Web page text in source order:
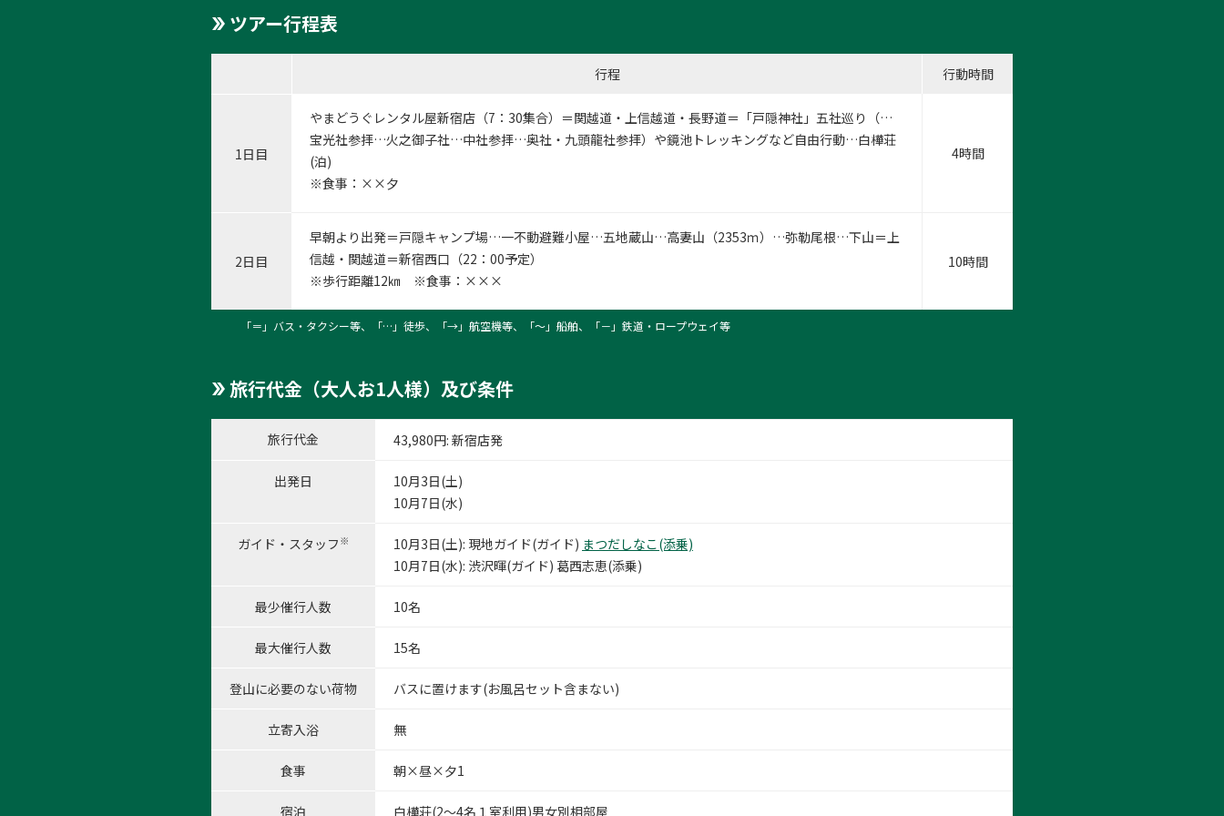
ツアー行程表
行程 行動時間
1日目
やまどうぐレンタル屋新宿店 （7：30集合）＝関越道・上信越道・長野道＝「戸隠神社」五社巡り（…
宝光社参拝…火之御子社…中社参拝…奥社・九頭龍社参拝）や鏡池トレッキングなど自由行動…白樺荘
(泊)
※食事：××夕
4時間
2日目
早朝より出発＝戸隠キャンプ場…一不動避難小屋…五地蔵山…高妻山（2353ｍ）…弥勒尾根…下山＝上
信越・関越道＝新宿西口（22：00予定）
※歩行距離12㎞ ※食事：×××
10時間
「＝」バス・タクシー等、「…」徒歩、「→」航空機等、「〜」船舶、「－」鉄道・ロープウェイ等
旅行代金（大人お1人様）及び条件
旅行代金 43,980円: 新宿店発
出発日
10月3日(土)
10月7日(水)
ガイド・スタッフ ※ 10月3日(土): 現地ガイド(ガイド) まつだしなこ(添乗)
10月7日(水): 渋沢暉(ガイド) 葛西志恵(添乗)
最少催行人数 10名
最大催行人数 15名
登山に必要のない荷物 バスに置けます(お風呂セット含まない)
立寄入浴 無
食事 朝×昼×夕1
宿泊 白樺荘(2～4名１室利用)男女別相部屋